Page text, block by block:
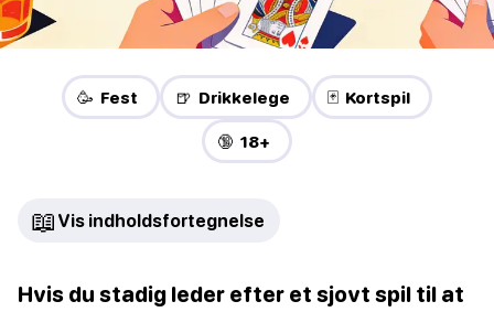
🥳 Fest 🍺 Drikkelege 🃏 Kortspil
🔞 18+
📖 Vis indholdsfortegnelse
Hvis du stadig leder efter et sjovt spil til at